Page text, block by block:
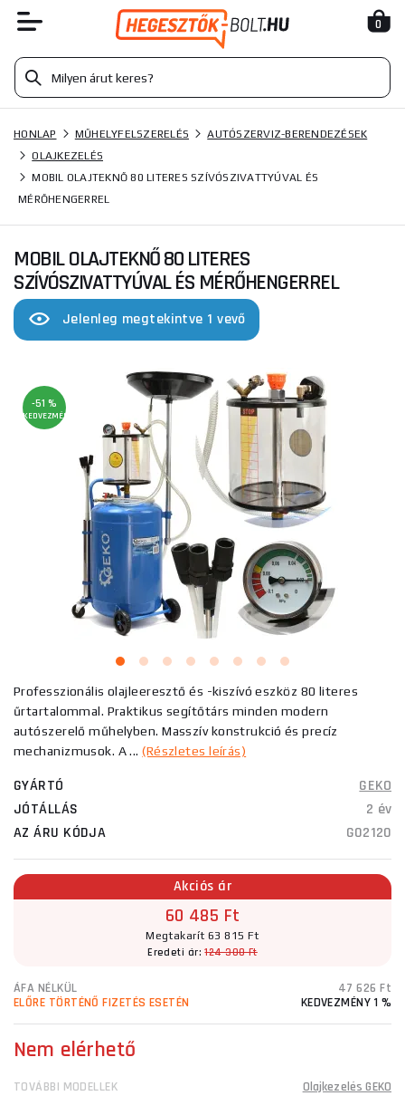
0
HONLAP MŰHELYFELSZERELÉS
AUTÓSZERVIZ-BERENDEZÉSEK
OLAJKEZELÉS
MOBIL OLAJTEKNŐ 80 LITERES SZÍVÓSZIVATTYÚVAL ÉS
MÉRŐHENGERREL
MOBIL OLAJTEKNŐ 80 LITERES
SZÍVÓSZIVATTYÚVAL ÉS MÉRŐHENGERREL
Jelenleg megtekintve 1 vevő
-51 %
KEDVEZMÉNY
Professzionális olajleeresztő és -kiszívó eszköz 80 literes
űrtartalommal. Praktikus segítőtárs minden modern
autószerelő műhelyben. Masszív konstrukció és precíz
mechanizmusok. A ...(Részletes leírás)
GYÁRTÓ
GEKO
JÓTÁLLÁS
2 év
AZ ÁRU KÓDJA
G02120
Akciós ár
60 485 Ft
Megtakarít 63 815 Ft
Eredeti ár:124 300 Ft
ÁFA NÉLKÜL
47 626 Ft
ELŐRE TÖRTÉNŐ FIZETÉS ESETÉN
KEDVEZMÉNY 1 %
Nem elérhető
TOVÁBBI MODELLEK Olajkezelés GEKO